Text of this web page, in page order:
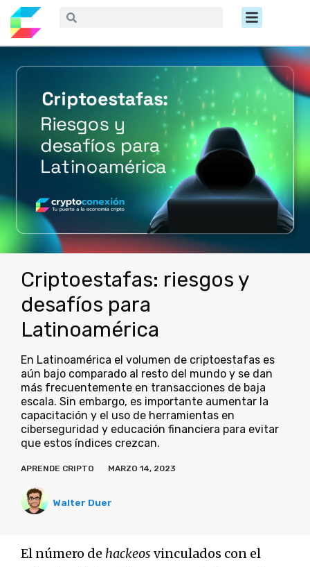
contenido
Buscar Menú
Criptoestafas: riesgos y
desafíos para
Latinoamérica
En Latinoamérica el volumen de criptoestafas es
aún bajo comparado al resto del mundo y se dan
más frecuentemente en transacciones de baja
escala. Sin embargo, es importante aumentar la
capacitación y el uso de herramientas en
ciberseguridad y educación financiera para evitar
que estos índices crezcan.
APRENDE CRIPTO MARZO 14, 2023
Walter Duer
El número de hackeos vinculados con el